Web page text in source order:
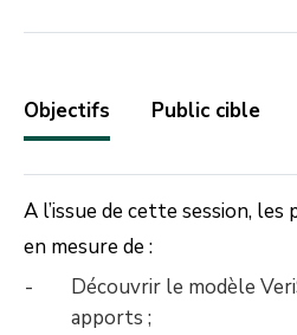
Objectifs Public cible
A l’issue de cette session,
en mesure de :
Découvrir le modèle
apports ;